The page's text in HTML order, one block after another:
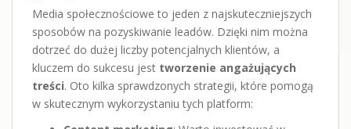
Media społecznościowe to jeden z najskuteczniejszych
sposobów na pozyskiwanie leadów. Dzięki nim można
dotrzeć do dużej liczby potencjalnych klientów, a
kluczem do sukcesu jest tworzenie angażujących
treści. Oto kilka sprawdzonych strategii, które pomogą
w skutecznym wykorzystaniu tych platform: